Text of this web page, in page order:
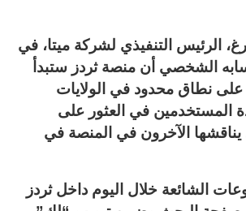
الرئيس التنفيذي لشركة ميتا، في
الشخصي أن منصة ثردز ستبدأ
على نطاق محدود في الولايات
المستخدمين في العثور على
الآخرون في المنصة في
الشائعة خلال اليوم داخل ثردز